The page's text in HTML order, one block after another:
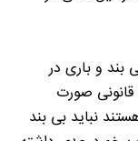
بند و باری در
قانونی صورت
نباید بی بند